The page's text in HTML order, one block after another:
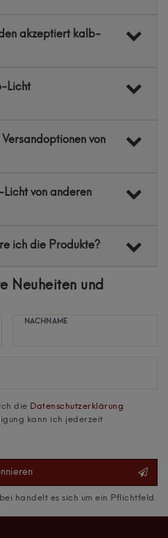
akzeptiert kalb-
Licht
von
von anderen
ich die Produkte?
Neuheiten und
NACHNAME
die Daten­schutz­erklärung
kann ich jederzeit
handelt es sich um ein Pflichtfeld.